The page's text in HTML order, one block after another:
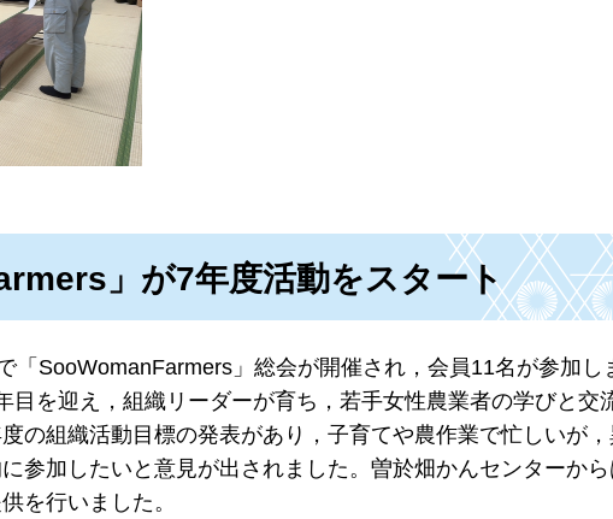
」が7年度活動をスタート
「SooWomanFarmers」総会が開催され，会員11名が参加し
目を迎え，組織リーダーが育ち，若手女性農業者の学びと交
の組織活動目標の発表があり，子育てや農作業で忙しいが
参加したいと意見が出されました。曽於畑かんセンターか
を行いました。